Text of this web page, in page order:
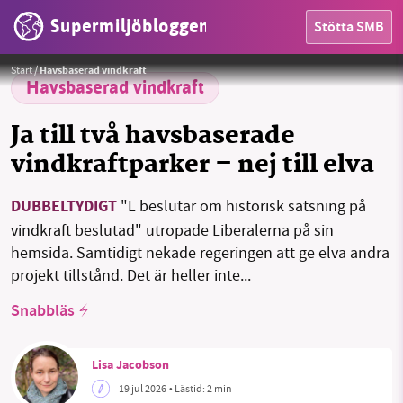
Supermiljöbloggen Stötta SMB
HEM
OMRÅDEN
Start/Havsbaserad vindkraft
Havsbaserad vindkraft
Ja till två havsbaserade
vindkraftparker – nej till elva
DUBBELTYDIGT "L beslutar om historisk satsning på
vindkraft beslutad" utropade Liberalerna på sin
hemsida. Samtidigt nekade regeringen att ge elva andra
projekt tillstånd. Det är heller inte...
Snabbläs
Lisa Jacobson
19 jul 2026• Lästid:2 min
Foto:Mary Ray/Unsplash